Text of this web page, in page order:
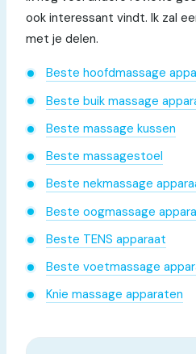
ook interessant vindt. Ik zal
met je delen.
Beste hoofdmassage
Beste buik massage
Beste massage kussen
Beste massagestoel
Beste nekmassage
Beste oogmassage
Beste TENS apparaat
Beste voetmassage
Knie massage apparaten